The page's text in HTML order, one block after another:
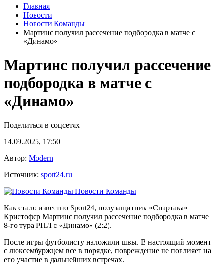
Главная
Новости
Новости Команды
Мартинс получил рассечение подбородка в матче с
«Динамо»
Мартинс получил рассечение
подбородка в матче с
«Динамо»
Поделиться в соцсетях
14.09.2025, 17:50
Автор: Modern
Источник: sport24.ru
Новости Команды
Как стало известно Sport24, полузащитник «Спартака»
Кристофер Мартинс получил рассечение подбородка в матче
8-го тура РПЛ с «Динамо» (2:2).
После игры футболисту наложили швы. В настоящий момент
с люксембуржцем все в порядке, повреждение не повлияет на
его участие в дальнейших встречах.